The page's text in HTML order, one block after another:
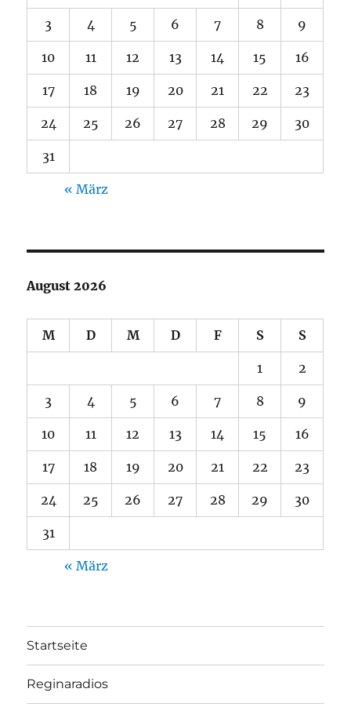
3 4 5 6 7 8 9
10 11 12 13 14 15 16
17 18 19 20 21 22 23
24 25 26 27 28 29 30
31
« März
August 2026
M D M D F S S
1 2
3 4 5 6 7 8 9
10 11 12 13 14 15 16
17 18 19 20 21 22 23
24 25 26 27 28 29 30
31
« März
Startseite
Reginaradios